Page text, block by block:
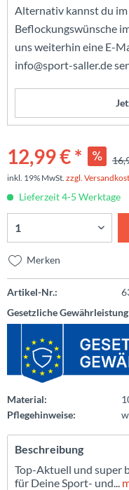
Alternativ kannst du
Beflockungswünsche
uns weiterhin eine E-
info@sport-saller.de
12,99 € *
inkl. 19% MwSt. zzgl.
Lieferzeit 4-5 Werktage
Merken
Artikel-Nr.:
Gesetzliche Gewährleistung
Material:
Pflegehinweise:
Beschreibung
Top-Aktuell und super
für Deine Sport- und...